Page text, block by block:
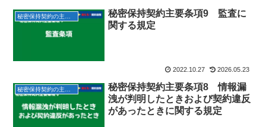
秘密保持契約主要条項9 監査に
関する規定
2022.10.27 2026.05.23
秘密保持契約の主要条項
秘密保持契約主要条項8 情報漏
洩が判明したときおよび契約違反
があったときに関する規定